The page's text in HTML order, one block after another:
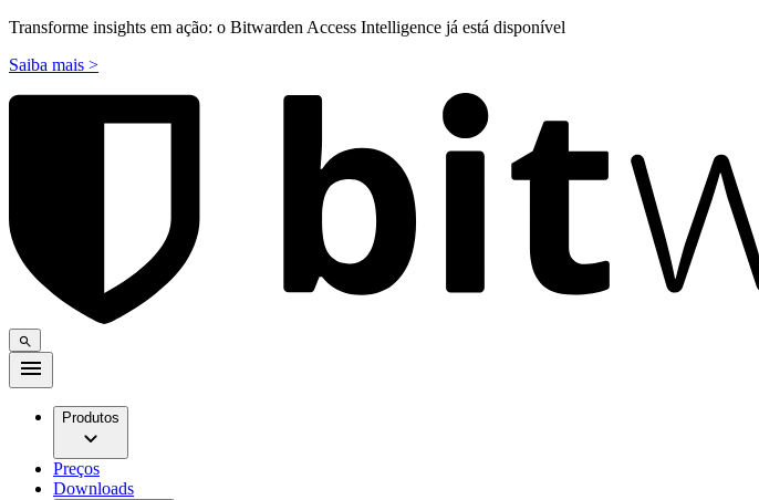
Transforme insights em ação: o Bitwarden Access Intelligence já está disponível
Saiba mais >
Produtos
Preços
Downloads